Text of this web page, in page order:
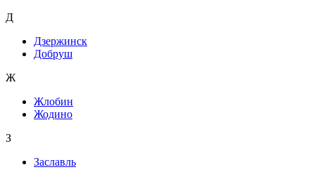
Д
Дзержинск
Добруш
Ж
Жлобин
Жодино
З
Заславль